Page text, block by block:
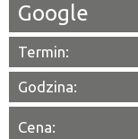
Google
Termin:
Godzina:
Cena: